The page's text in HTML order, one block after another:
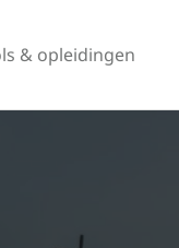
& opleidingen